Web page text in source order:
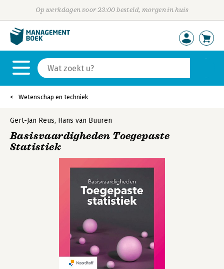
Op werkdagen voor 23:00 besteld, morgen in huis
Wetenschap en techniek
Gert-Jan Reus, Hans van Buuren
Basisvaardigheden Toegepaste
Statistiek